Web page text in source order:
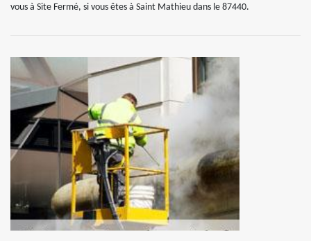
vous à Site Fermé, si vous êtes à Saint Mathieu dans le 87440.